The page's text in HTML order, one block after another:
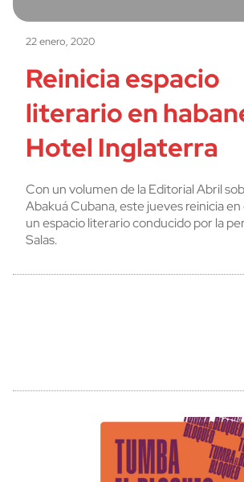
22 enero, 2020
Reinicia espacio
literario en
Hotel Inglaterra
Con un volumen de la Editorial Abril
Abakuá Cubana, este jueves reinicia
un espacio literario conducido por la
Salas.